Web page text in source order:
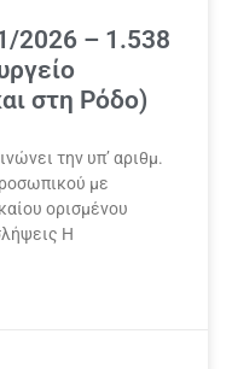
2026 – 1.538
στη Ρόδο)
την υπ’ αριθμ.
με
ορισμένου
Η